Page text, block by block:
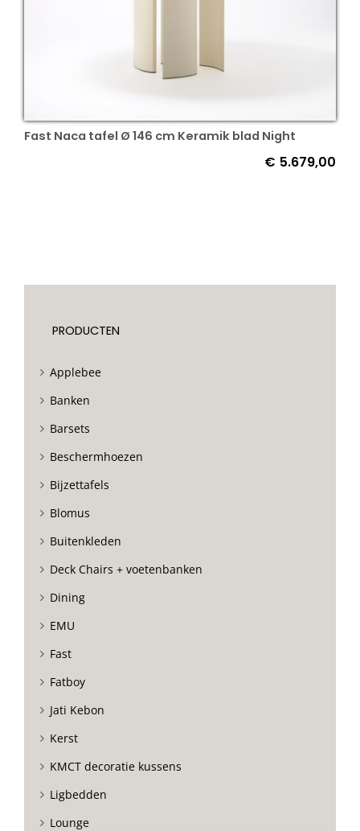
Fast Naca tafel Ø 146 cm Keramik blad Night
€ 5.679,00
PRODUCTEN
Applebee
Banken
Barsets
Beschermhoezen
Bijzettafels
Blomus
Buitenkleden
Deck Chairs + voetenbanken
Dining
EMU
Fast
Fatboy
Jati Kebon
Kerst
KMCT decoratie kussens
Ligbedden
Lounge